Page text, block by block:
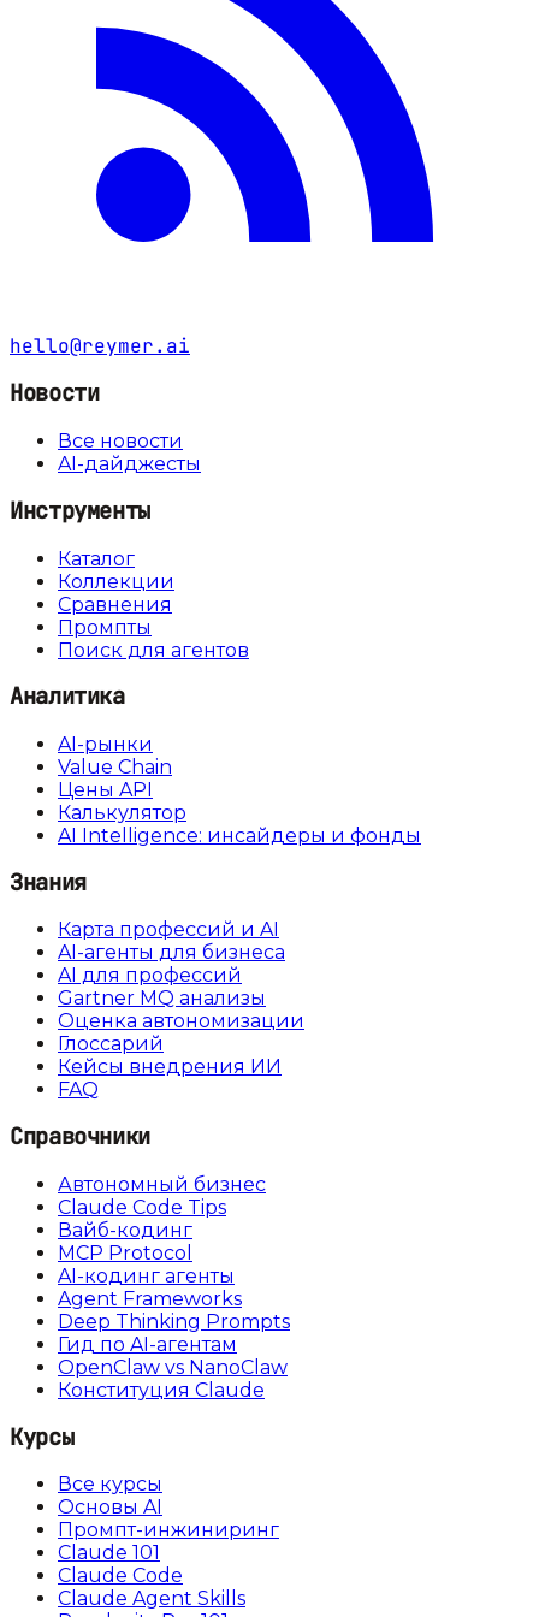
hello@reymer.ai
Новости
Все новости
AI-дайджесты
Инструменты
Каталог
Коллекции
Сравнения
Промпты
Поиск для агентов
Аналитика
AI-рынки
Value Chain
Цены API
Калькулятор
AI Intelligence: инсайдеры и фонды
Знания
Карта профессий и AI
AI-агенты для бизнеса
AI для профессий
Gartner MQ анализы
Оценка автономизации
Глоссарий
Кейсы внедрения ИИ
FAQ
Справочники
Автономный бизнес
Claude Code Tips
Вайб-кодинг
MCP Protocol
AI-кодинг агенты
Agent Frameworks
Deep Thinking Prompts
Гид по AI-агентам
OpenClaw vs NanoClaw
Конституция Claude
Курсы
Все курсы
Основы AI
Промпт-инжиниринг
Claude 101
Claude Code
Claude Agent Skills